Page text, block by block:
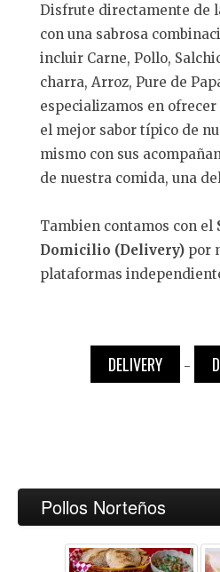
Disfrute directamente de
con una sabrosa
incluir Carne, Pollo,
charra, Arroz, Pure de
especializamos en
el mejor sabor típico de
mismo con sus
de nuestra comida, una
Tambien contamos con el
Domicilio (Delivery) por
plataformas
DELIVERY -
Pollos Norteños